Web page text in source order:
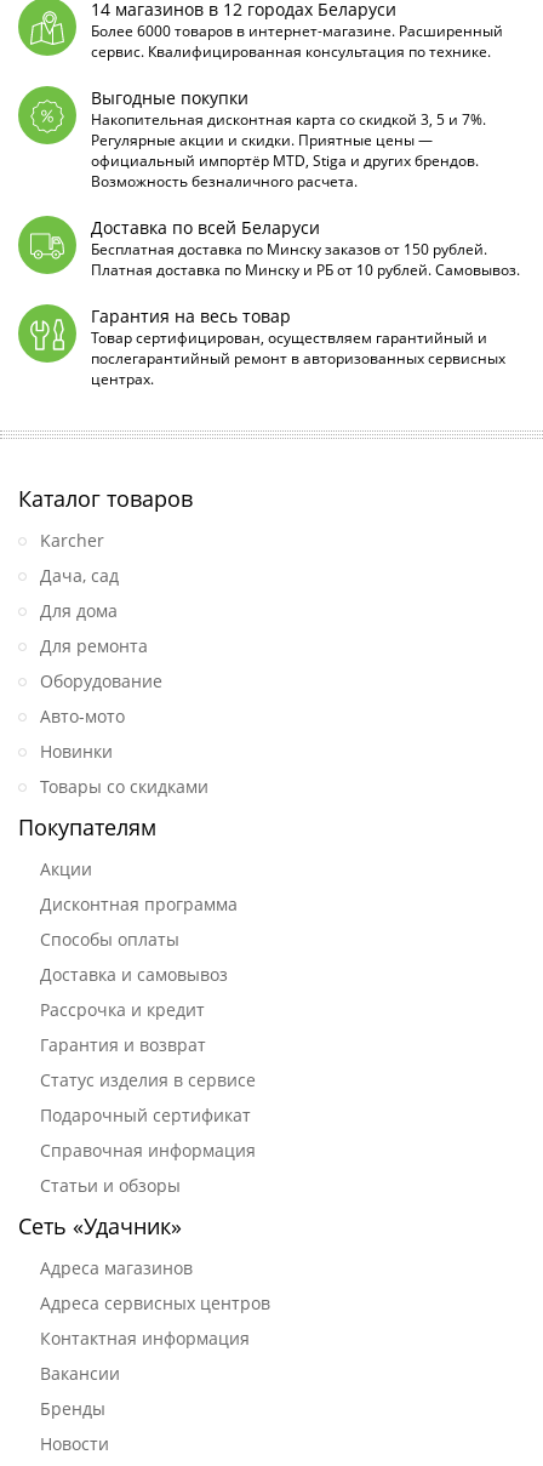
14 магазинов в 12 городах Беларуси
Более 6000 товаров в интернет-магазине. Расширенный
сервис. Квалифицированная консультация по технике.
Выгодные покупки
Накопительная дисконтная карта со скидкой 3, 5 и 7%.
Регулярные акции и скидки. Приятные цены —
официальный импортёр MTD, Stiga и других брендов.
Возможность безналичного расчета.
Доставка по всей Беларуси
Бесплатная доставка по Минску заказов от 150 рублей.
Платная доставка по Минску и РБ от 10 рублей. Самовывоз.
Гарантия на весь товар
Товар сертифицирован, осуществляем гарантийный и
послегарантийный ремонт в авторизованных сервисных
центрах.
Каталог товаров
Karcher
Дача, сад
Для дома
Для ремонта
Оборудование
Авто-мото
Новинки
Товары со скидками
Покупателям
Акции
Дисконтная программа
Способы оплаты
Доставка и самовывоз
Рассрочка и кредит
Гарантия и возврат
Статус изделия в сервисе
Подарочный сертификат
Справочная информация
Статьи и обзоры
Сеть «Удачник»
Адреса магазинов
Адреса сервисных центров
Контактная информация
Вакансии
Бренды
Новости